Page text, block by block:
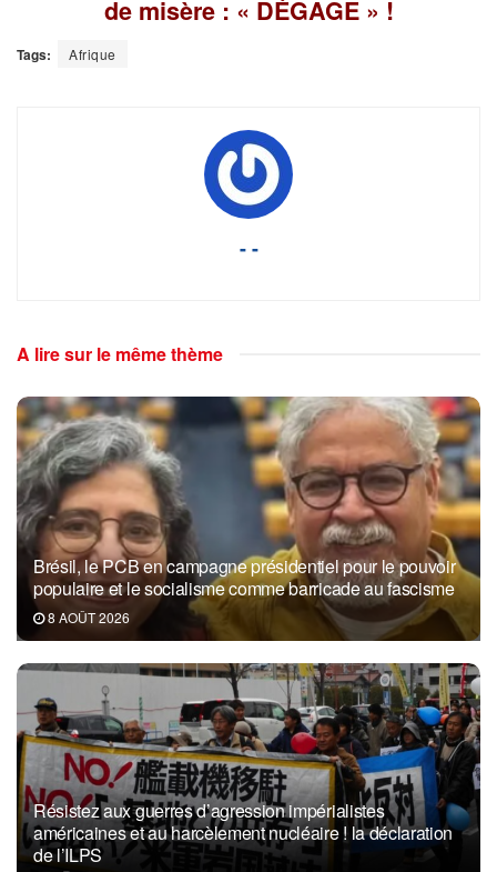
de misère : « DÉGAGE » !
Tags: Afrique
- -
A lire sur le même thème
Brésil, le PCB en campagne présidentiel pour le pouvoir
populaire et le socialisme comme barricade au fascisme
8 AOÛT 2026
Résistez aux guerres d’agression impérialistes
américaines et au harcèlement nucléaire ! la déclaration
de l’ILPS